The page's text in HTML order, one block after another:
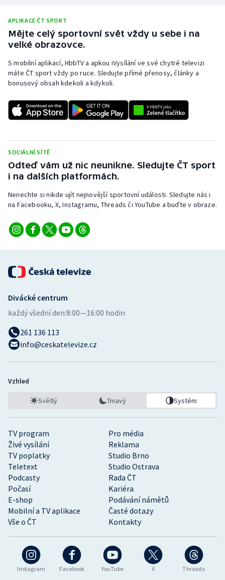
Ragby
Rychlobruslení
Rychlostní kanoistika
Short track
Sportovní střelba
Triatlon
Vodní slalom
Volejbal
APLIKACE ČT SPORT
Mějte celý sportovní svět vždy u sebe i na
velké obrazovce.
S mobilní aplikací, HbbTV a apkou iVysílání ve své chytré televizi
máte ČT sport vždy po ruce. Sledujte přímé přenosy, články a
bonusový obsah kdekoli a kdykoli.
SOCIÁLNÍ SÍTĚ
Odteď vám už nic neunikne. Sledujte ČT sport
i na dalších platformách.
Nenechte si nikde ujít nejnovější sportovní události. Sledujte nás i
na Facebooku, X, Instagramu, Threads či YouTube a buďte v obraze.
Instagram Facebook YouTube X Threads
TV program
Pro média
Živé vysílání
Reklama
TV poplatky
Studio Brno
Teletext
Studio Ostrava
Podcasty
Rada ČT
Počasí
Kariéra
E-shop
Podávání námětů
Mobilní a TV aplikace
Časté dotazy
Vše o ČT
Kontakty
Divácké centrum
každý všední den:8:00—16:00 hodin
261 136 113
info@ceskatelevize.cz
Vzhled
Světlý Tmavý Systém